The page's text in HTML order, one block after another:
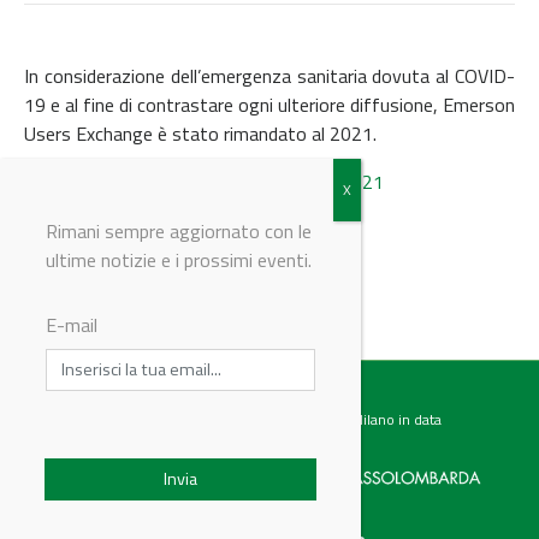
In considerazione dell’emergenza sanitaria dovuta al COVID-
19 e al fine di contrastare ogni ulteriore diffusione, Emerson
Users Exchange è stato rimandato al 2021.
Clicca qui per l’edizione 2021
© Riproduzione riservata
Testata giornalistica registrata presso il Tribunale di Milano in data
Rimani sempre aggiornato con le
ultime notizie e i prossimi eventi.
E-mail